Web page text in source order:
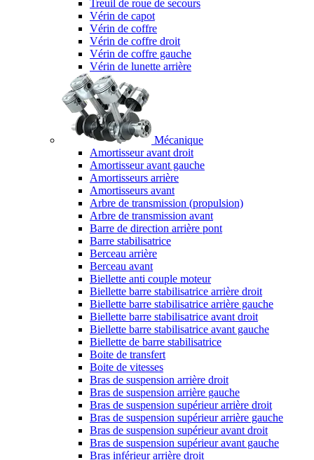
Treuil de roue de secours
Vérin de capot
Vérin de coffre
Vérin de coffre droit
Vérin de coffre gauche
Vérin de lunette arrière
Mécanique
Amortisseur avant droit
Amortisseur avant gauche
Amortisseurs arrière
Amortisseurs avant
Arbre de transmission (propulsion)
Arbre de transmission avant
Barre de direction arrière pont
Barre stabilisatrice
Berceau arrière
Berceau avant
Biellette anti couple moteur
Biellette barre stabilisatrice arrière droit
Biellette barre stabilisatrice arrière gauche
Biellette barre stabilisatrice avant droit
Biellette barre stabilisatrice avant gauche
Biellette de barre stabilisatrice
Boite de transfert
Boite de vitesses
Bras de suspension arrière droit
Bras de suspension arrière gauche
Bras de suspension supérieur arrière droit
Bras de suspension supérieur arrière gauche
Bras de suspension supérieur avant droit
Bras de suspension supérieur avant gauche
Bras inférieur arrière droit